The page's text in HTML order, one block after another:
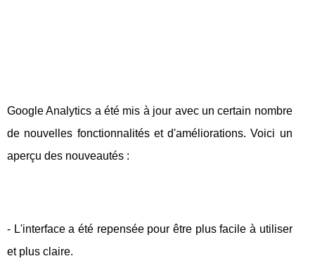
Google Analytics a été mis à jour avec un certain nombre
de nouvelles fonctionnalités et d'améliorations. Voici un
aperçu des nouveautés :
- L'interface a été repensée pour être plus facile à utiliser
et plus claire.